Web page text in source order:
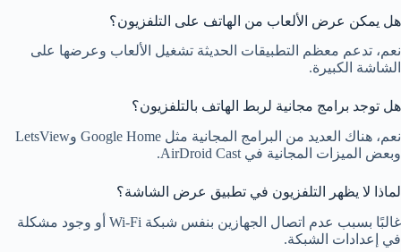
هل يمكن عرض الألعاب من الهاتف على التلفزيون؟
نعم، تدعم معظم التطبيقات الحديثة تشغيل الألعاب وعرضها على
الشاشة الكبيرة.
هل توجد برامج مجانية لربط الهاتف بالتلفزيون؟
نعم، هناك العديد من البرامج المجانية مثل Google Home وLetsView
وبعض الميزات المجانية في AirDroid Cast.
لماذا لا يظهر التلفزيون في تطبيق عرض الشاشة؟
غالبًا بسبب عدم اتصال الجهازين بنفس شبكة Wi-Fi أو وجود مشكلة
في إعدادات الشبكة.